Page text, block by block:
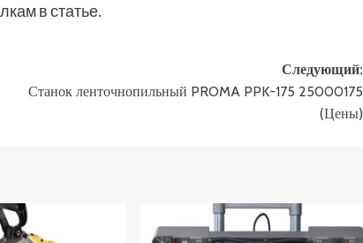
в статье.
Следующий:
Станок ленточнопильный PROMA PPK-175 25000175
(Цены)